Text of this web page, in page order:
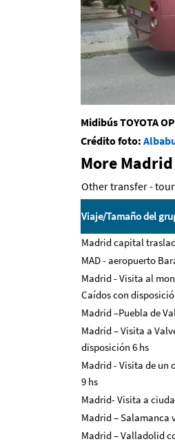
Midibús TOYOTA
Crédito foto:
More
Other transfer -
Viaje/Tamaño del
Madrid capital
MAD - aeropuerto
Madrid - Visita al
Caídos con
Madrid –Puebla de
Madrid – Visita a
disposición 6 hs
Madrid - Visita de un
9 hs
Madrid- Visita a
Madrid – Salamanca
Madrid – Valladolid